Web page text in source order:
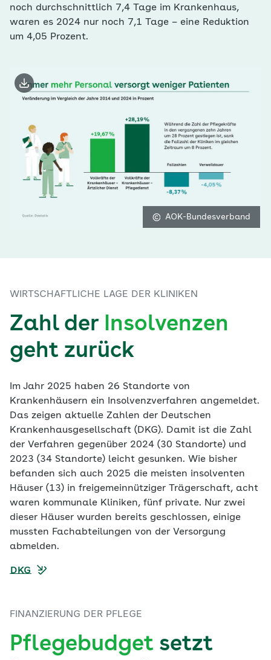
noch durchschnittlich 7,4 Tage im Krankenhaus,
waren es 2024 nur noch 7,1 Tage – eine Reduktion
um 4,05 Prozent.
Bild vergrößert darstellen
AOK-Bundesverband
Bild herunterladen
WIRTSCHAFTLICHE LAGE DER KLINIKEN
Zahl der Insolvenzen
geht zurück
Im Jahr 2025 haben 26 Standorte von
Krankenhäusern ein Insolvenzverfahren angemeldet.
Das zeigen aktuelle Zahlen der Deutschen
Krankenhausgesellschaft (DKG). Damit ist die Zahl
der Verfahren gegenüber 2024 (30 Standorte) und
2023 (34 Standorte) leicht gesunken. Wie bisher
befanden sich auch 2025 die meisten insolventen
Häuser (13) in freigemeinnütziger Trägerschaft, acht
waren kommunale Kliniken, fünf private. Nur zwei
dieser Häuser wurden bereits geschlossen, einige
mussten Fachabteilungen von der Versorgung
abmelden.
DKG
FINANZIERUNG DER PFLEGE
Pflegebudget setzt